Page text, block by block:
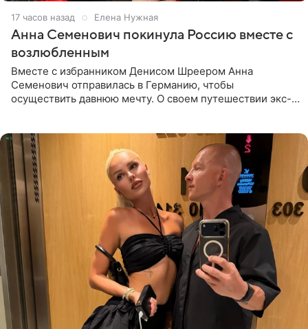
17 часов назад Елена Нужная
Анна Семенович покинула Россию вместе с
возлюбленным
Вместе с избранником Денисом Шреером Анна
Семенович отправилась в Германию, чтобы
осуществить давнюю мечту. О своем путешествии экс-